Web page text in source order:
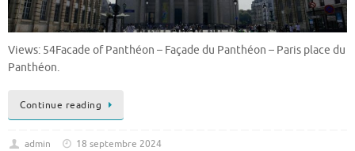
Views: 54Facade of Panthéon – Façade du Panthéon – Paris place du
Panthéon.
Continue reading
admin
18 septembre 2024